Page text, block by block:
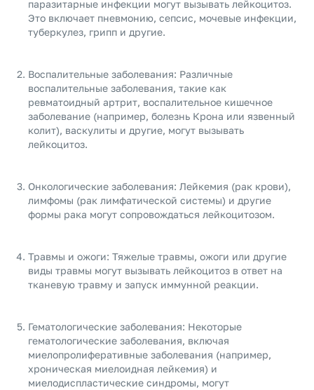
паразитарные инфекции могут вызывать лейкоцитоз.
Это включает пневмонию, сепсис, мочевые инфекции,
туберкулез, грипп и другие.
Воспалительные заболевания: Различные
воспалительные заболевания, такие как
ревматоидный артрит, воспалительное кишечное
заболевание (например, болезнь Крона или язвенный
колит), васкулиты и другие, могут вызывать
лейкоцитоз.
Онкологические заболевания: Лейкемия (рак крови),
лимфомы (рак лимфатической системы) и другие
формы рака могут сопровождаться лейкоцитозом.
Травмы и ожоги: Тяжелые травмы, ожоги или другие
виды травмы могут вызывать лейкоцитоз в ответ на
тканевую травму и запуск иммунной реакции.
Гематологические заболевания: Некоторые
гематологические заболевания, включая
миелопролиферативные заболевания (например,
хроническая миелоидная лейкемия) и
миелодиспластические синдромы, могут